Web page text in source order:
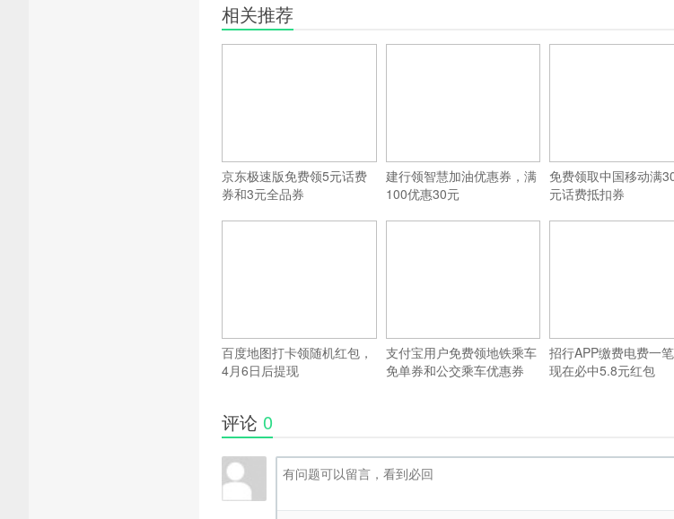
相关推荐
京东极速版免费领5元话费
券和3元全品券
建行领智慧加油优惠券，满
100优惠30元
免费领取中国移动满
元话费抵扣券
百度地图打卡领随机红包，
4月6日后提现
支付宝用户免费领地铁乘车
免单券和公交乘车优惠券
招行APP缴费电费一
现在必中5.8元红包
评论 0